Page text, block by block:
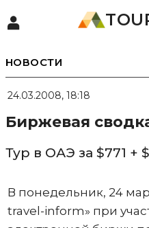
НОВОСТИ
24.03.2008, 18:18
Биржевая
Тур в ОАЭ за $771 +
В понедельник, 24
travel-inform» при